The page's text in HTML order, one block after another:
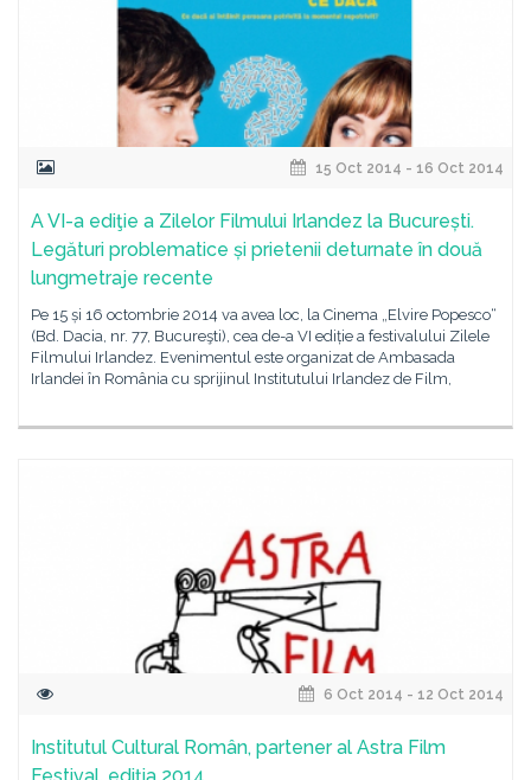
15 Oct 2014 - 16 Oct 2014
A VI-a ediţie a Zilelor Filmului Irlandez la București.
Legături problematice și prietenii deturnate în două
lungmetraje recente
Pe 15 și 16 octombrie 2014 va avea loc, la Cinema „Elvire Popesco“
(Bd. Dacia, nr. 77, Bucureşti), cea de-a VI ediție a festivalului Zilele
Filmului Irlandez. Evenimentul este organizat de Ambasada
Irlandei în România cu sprijinul Institutului Irlandez de Film,
6 Oct 2014 - 12 Oct 2014
Institutul Cultural Român, partener al Astra Film